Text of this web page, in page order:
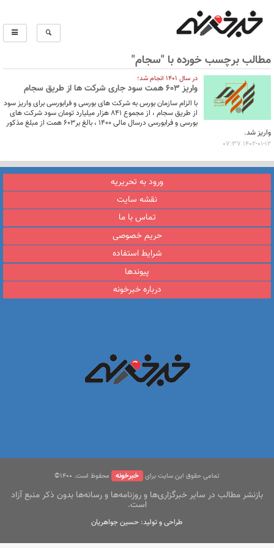
مطالب برچسب خورده با "سجام"
در سال 1401 انجام شد؛
واریز 603 همت سود جاری شرکت ها از طریق سجام
با الزام سازمان بورس به شرکت های بورسی و فرابورسی برای واریز سود
از طریق سجام ، از مجموع 841 هزار میلیارد تومان سود شرکت های
بورسی و فرابورسی درسال مالی 1400 ، بالغ بر603 همت از مبلغ مذکور
واریز شد.
1402-01-12 07:37
ورود به تحریریه
نقشه سایت
تماس با ما
حریم خصوصی
شرایط استفاده
پیوندها
درباره خبرخونه
تمامی حقوق این سایت برای خبرخونه محفوظ است. ۱400©
بازنشر مطالب در سایر خبرگزاری‌ها و روزنامه‌ها و رسانه‌ها بدون ذکر منبع آزاد
است.
طراحی و تولید: حسین جواهریان